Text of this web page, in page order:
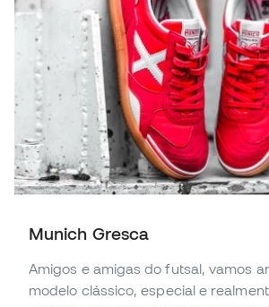
Munich Gresca
Amigos e amigas do futsal, vamos
modelo clássico, especial e